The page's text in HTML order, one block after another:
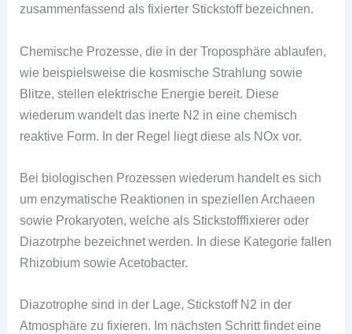
zusammenfassend als fixierter Stickstoff bezeichnen.
Chemische Prozesse, die in der Troposphäre ablaufen,
wie beispielsweise die kosmische Strahlung sowie
Blitze, stellen elektrische Energie bereit. Diese
wiederum wandelt das inerte N2 in eine chemisch
reaktive Form. In der Regel liegt diese als NOx vor.
Bei biologischen Prozessen wiederum handelt es sich
um enzymatische Reaktionen in speziellen Archaeen
sowie Prokaryoten, welche als Stickstofffixierer oder
Diazotrphe bezeichnet werden. In diese Kategorie fallen
Rhizobium sowie Acetobacter.
Diazotrophe sind in der Lage, Stickstoff N2 in der
Atmosphäre zu fixieren. Im nächsten Schritt findet eine